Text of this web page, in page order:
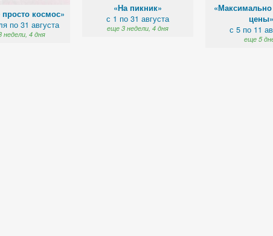
космос»
по 31 августа
недели, 4 дня
«На пикник»
с 1 по 31 августа
еще 3 недели, 4 дня
цены»
с 5 по 11
еще 5